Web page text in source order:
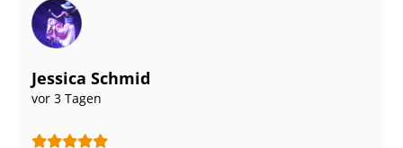
Jessica Schmid
vor 3 Tagen